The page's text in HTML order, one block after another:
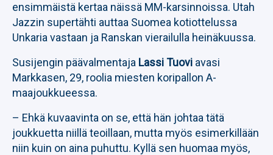
ensimmäistä kertaa näissä MM-karsinnoissa. Utah
Jazzin supertähti auttaa Suomea kotiottelussa
Unkaria vastaan ja Ranskan vierailulla heinäkuussa.
Susijengin päävalmentaja Lassi Tuovi avasi
Markkasen, 29, roolia miesten koripallon A-
maajoukkueessa.
– Ehkä kuvaavinta on se, että hän johtaa tätä
joukkuetta niillä teoillaan, mutta myös esimerkillään
niin kuin on aina puhuttu. Kyllä sen huomaa myös,